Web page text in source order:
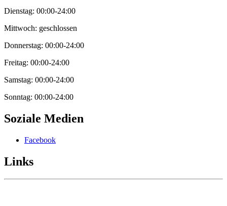
Dienstag: 00:00-24:00
Mittwoch: geschlossen
Donnerstag: 00:00-24:00
Freitag: 00:00-24:00
Samstag: 00:00-24:00
Sonntag: 00:00-24:00
Soziale Medien
Facebook
Links